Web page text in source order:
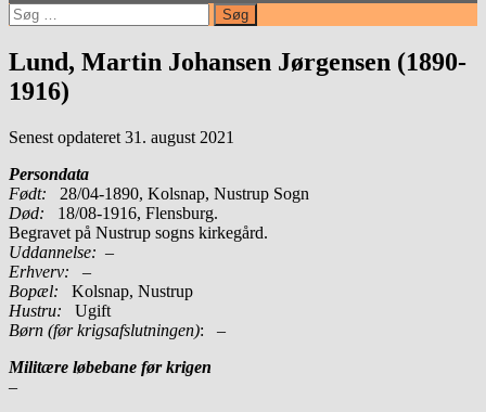
Søg
efter:
Lund, Martin Johansen Jørgensen (1890-
1916)
Senest opdateret 31. august 2021
Persondata
Født: 28/04-1890, Kolsnap, Nustrup Sogn
Død: 18/08-1916, Flensburg.
Begravet på Nustrup sogns kirkegård.
Uddannelse: –
Erhverv: –
Bopæl: Kolsnap, Nustrup
Hustru: Ugift
Børn (før krigsafslutningen): –
Militære løbebane før krigen
–